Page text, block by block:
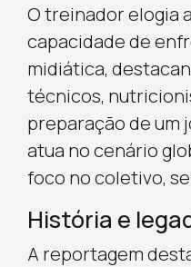
O treinador elogia
capacidade de
midiática,
técnicos,
preparação de um
atua no cenário
foco no coletivo,
História e
A reportagem